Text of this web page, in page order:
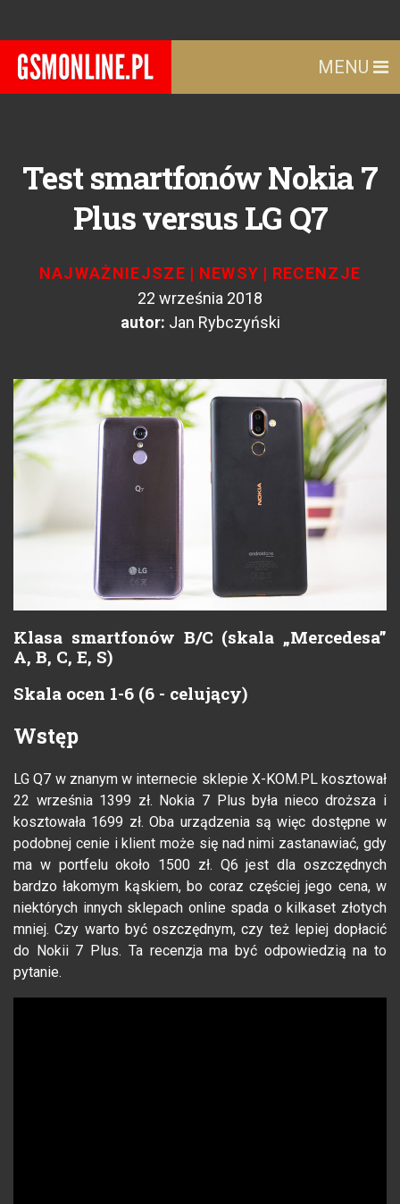
MENU
Test smartfonów Nokia 7
Plus versus LG Q7
NAJWAŻNIEJSZE | NEWSY | RECENZJE
22 września 2018
autor: Jan Rybczyński
Klasa smartfonów B/C (skala „Mercedesa”
A, B, C, E, S)
Skala ocen 1-6 (6 - celujący)
Wstęp
LG Q7 w znanym w internecie sklepie X-KOM.PL kosztował
22 września 1399 zł. Nokia 7 Plus była nieco droższa i
kosztowała 1699 zł. Oba urządzenia są więc dostępne w
podobnej cenie i klient może się nad nimi zastanawiać, gdy
ma w portfelu około 1500 zł. Q6 jest dla oszczędnych
bardzo łakomym kąskiem, bo coraz częściej jego cena, w
niektórych innych sklepach online spada o kilkaset złotych
mniej. Czy warto być oszczędnym, czy też lepiej dopłacić
do Nokii 7 Plus. Ta recenzja ma być odpowiedzią na to
pytanie.